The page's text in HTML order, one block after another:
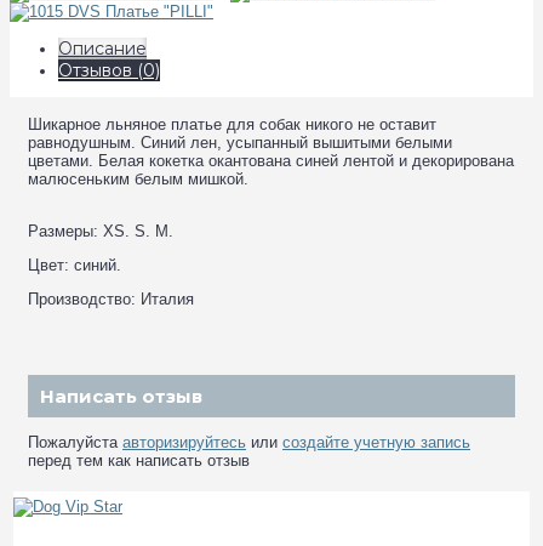
Описание
Отзывов (0)
Шикарное льняное платье для собак никого не оставит
равнодушным. Синий лен, усыпанный вышитыми белыми
цветами. Белая кокетка окантована синей лентой и декорирована
малюсеньким белым мишкой.
Размеры: XS. S. M.
Цвет: синий.
Производство: Италия
Написать отзыв
Пожалуйста авторизируйтесь или создайте учетную запись
перед тем как написать отзыв